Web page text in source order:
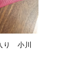
り 小川